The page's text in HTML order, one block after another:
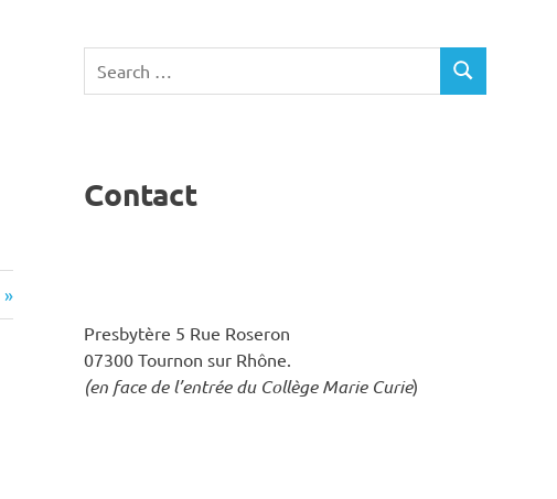
for:
SEARCH
Contact
Presbytère 5 Rue Roseron
07300 Tournon sur Rhône.
(en face de l’entrée du Collège Marie Curie)